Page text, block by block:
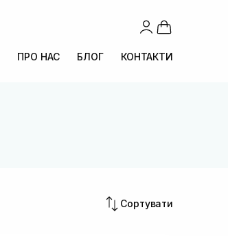
ПРО НАС БЛОГ КОНТАКТИ
Сортувати